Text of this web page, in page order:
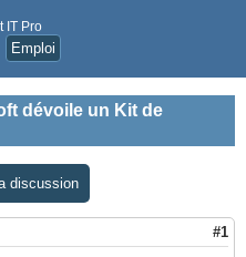
IT Pro
Emploi
dévoile un Kit de
discussion
#1